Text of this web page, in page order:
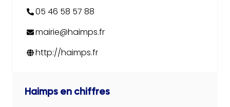
05 46 58 57 88
mairie@haimps.fr
http://haimps.fr
Haimps en chiffres